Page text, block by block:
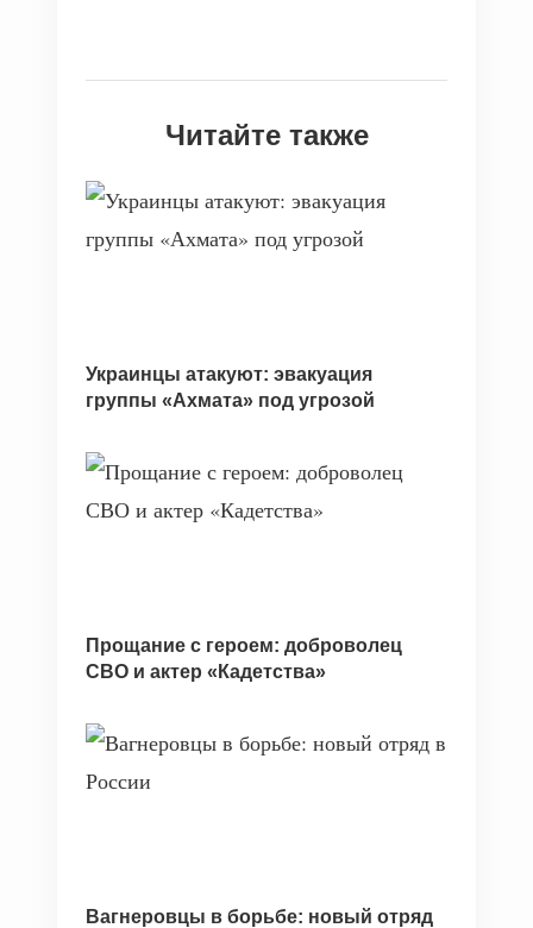
Читайте также
Украинцы атакуют: эвакуация
группы «Ахмата» под угрозой
Прощание с героем: доброволец
СВО и актер «Кадетства»
Вагнеровцы в борьбе: новый отряд